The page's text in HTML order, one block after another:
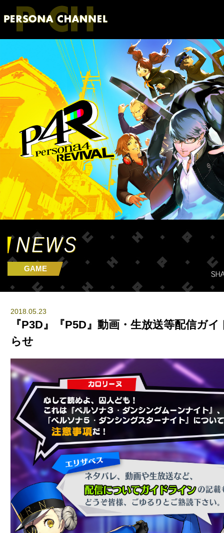
GAME
2018.05.23
『P3D』『P5D』動画・生放送等配信ガ
らせ